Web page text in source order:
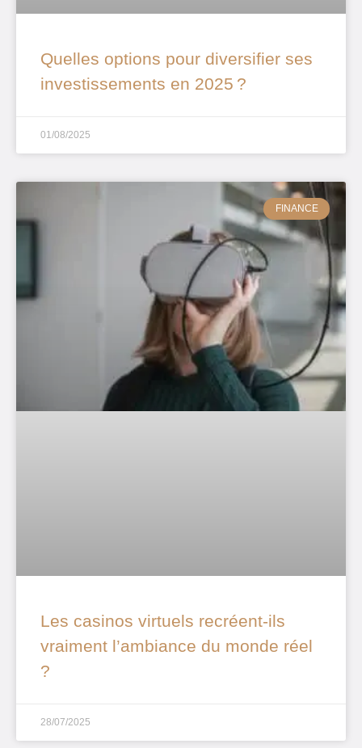
Quelles options pour diversifier ses
investissements en 2025 ?
01/08/2025
FINANCE
Les casinos virtuels recréent-ils
vraiment l’ambiance du monde réel
?
28/07/2025